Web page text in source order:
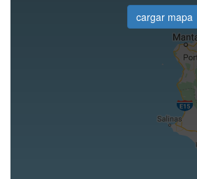
cargar mapa